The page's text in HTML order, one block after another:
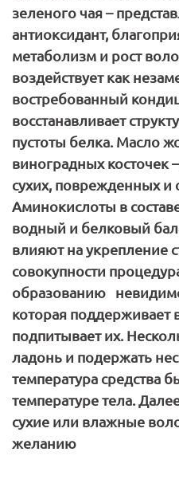
зеленого чая –
антиоксидант,
метаболизм и рост
воздействует как
востребованный
восстанавливает
пустоты белка. Масло
виноградных косточек
сухих, поврежденных
Аминокислоты в
водный и белковый
влияют на укрепление
совокупности
образованию
которая поддерживает
подпитывает их.
ладонь и подержать
температура средства
температуре тела.
сухие или влажные
желанию